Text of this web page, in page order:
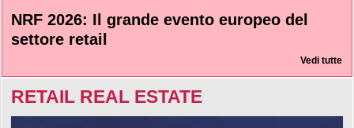
NRF 2026: Il grande evento europeo del
settore retail
Vedi tutte
RETAIL REAL ESTATE